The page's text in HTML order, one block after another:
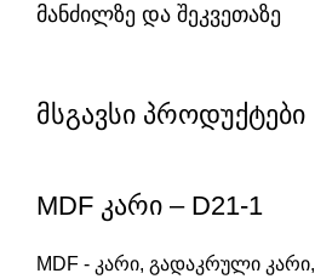
მანძილზე და შეკვეთაზე
მსგავსი პროდუქტები
MDF კარი – D21-1
MDF - კარი, გადაკრული კარი,